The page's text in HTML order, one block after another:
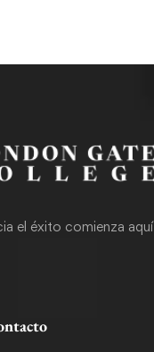
el éxito comienza aquí